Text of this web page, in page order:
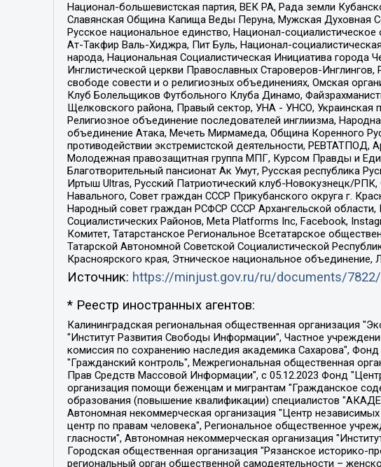
Национал-большевистская партия, ВЕК РА, Рада земли
Славянская Община Капища Веды Перуна, Мужская Духовная
Русское национальное единство, Национал-
Ат-Такфир Валь-Хиджра, Пит Буль, Национал-
народа, Национальная Социалистическая Инициатива города
Инглистической церкви Православных Староверов-
свободе совести и о религиозных объединениях, Омская
Клуб Болельщиков Футбольного Клуба Динамо,
Щелковского района, Правый сектор, УНА - УНСО, Украинская
Религиозное объединение последователей инглиизма,
объединение Атака, Мечеть Мирмамеда, Община Коренного
противодействии экстремистской деятельности,
Молодежная правозащитная группа МПГ, Курсом Правды и
Благотворительный пансионат Ак Умут, Русская республика
Иртыш Ultras, Русский Патриотический клуб-Новокузнецк/
Навального, Совет граждан СССР Прикубанского округа г.
Народный совет граждан РСФСР СССР Архангельской
Социалистических Районов, Meta Platforms Inc, Facebook,
Комитет, Татарстанское Региональное Всетатарское
Татарской Автономной Советской Социалистической
Красноярского края, Этническое национальное объединение,
Источник: https://minjust.gov.ru/ru/documents/7822/
* Реестр иностранных агентов:
Калининградская региональная общественная организация "Экозащита!-Женсовет", Фонд содействия защите прав и свобод граждан "Общественный вердикт", Фонд "Институт Развития Свободы Информации", Частное учреждение "Информационное агентство МЕМО. РУ", Региональная общественная организация "Общественная комиссия по сохранению наследия академика Сахарова", Фонд поддержки свободы прессы, Санкт-Петербургская общественная правозащитная организация "Гражданский контроль", Межрегиональная общественная организация "Информационно-просветительский центр "Мемориал", Региональный Фонд "Центр Защиты Прав Средств Массовой Информации", с 05.12.2023 Фонд "Центр Защиты Прав Средств массовой информации", Региональная общественная благотворительная организация помощи беженцам и мигрантам "Гражданское содействие", Негосударственное образовательное учреждение дополнительного профессионального образования (повышение квалификации) специалистов "АКАДЕМИЯ ПО ПРАВАМ ЧЕЛОВЕКА", Свердловская региональная общественная организация "Сутяжник", Автономная некоммерческая организация "Центр независимых социологических исследований", Союз общественных объединений "Российский исследовательский центр по правам человека", Региональное общественное учреждение научно-информационный центр "МЕМОРИАЛ", Некоммерческая организация "Фонд защиты гласности", Автономная некоммерческая организация "Институт прав человека", Городская общественная организация "Екатеринбургское общество "МЕМОРИАЛ", Городская общественная организация "Рязанское историко-просветительское и правозащитное общество "Мемориал" (Рязанский Мемориал), Челябинский региональный орган общественной самодеятельности – женское общественное объединение "Женщины Евразии", Челябинский региональный орган общественной самодеятельности "Уральская правозащитная группа", Фонд содействия защите здоровья и социальной справедливости имени Андрея Рылькова, Автономная Некоммерческая Организация "Аналитический Центр Юрия Левады", Автономная некоммерческая организация социальной поддержки населения "Проект Апрель", Региональная общественная организация помощи женщинам и детям, находящимся в кризисной ситуации "Информационно-методический центр "Анна", Фонд содействия развитию массовых коммуникаций и правовому просвещению "Так-так-Так", Фонд содействия устойчивому развитию "Серебряная тайга", Свердловский региональный общественный фонд социальных проектов "Новое время", "Idel.Реалии", Кавказ.Реалии, Крым.Реалии, Телеканал Настоящее Время, Татаро-башкирская служба Радио Свобода (Azatliq Radiosi), Радио Свободная Европа/Радио Свобода (PCE/PC), "Сибирь.Реалии", "Фактограф", Благотворительный фонд помощи осужденным и их семьям, Автономная некоммерческая организация "Институт глобализации и социальных движений", Фонд "В защиту прав заключенных", Частное учреждение "Центр поддержки и содействия развитию средств массовой информации", Пензенский региональный общественный благотворительный фонд "Гражданский союз", "Север.Реалии", Некоммерческая организация Фонд "Правовая инициатива", Общество с ограниченной ответственностью "Радио Свободная Европа/Радио Свобода", Чешское информационное агентство "MEDIUM-ORIENT", Красноярская региональная общественная организация "Мы против СПИДа", Камалягин Денис Николаевич, Маркелов Сергей Евгеньевич, Пономарев Лев Александрович, Савицкая Людмила Алексеевна, Автономная некоммерческая организация "Центр по работе с проблемой насилия "НАСИЛИЮ.НЕТ", Межрегиональный профессиональный союз работников здравоохранения "Альянс врачей", Юридическое лицо, зарегистрированное в Латвийской Республике, SIA "Medusa Project" (регистрационный номер 40103797863, дата регистрации 10.06.2014), Некоммерческая организация "Фонд по борьбе с